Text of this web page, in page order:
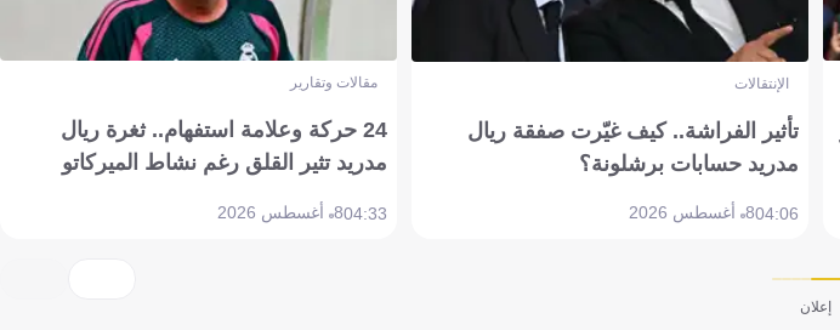
الإنتقالات
تأثير الفراشة.. كيف غيّرت صفقة ريال
مدريد حسابات برشلونة؟
04:068 أغسطس 2026
مقالات وتقارير
24 حركة وعلامة استفهام.. ثغرة ريال
مدريد تثير القلق رغم نشاط الميركاتو
04:338 أغسطس 2026
إعلان